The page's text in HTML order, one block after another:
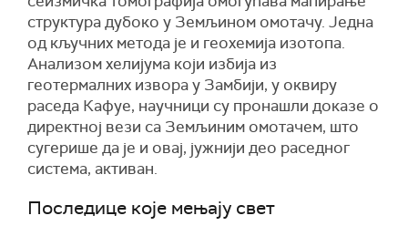
структура дубоко у Земљином омотачу. Једна
од кључних метода је и геохемија изотопа.
Анализом хелијума који избија из
геотермалних извора у Замбији, у оквиру
раседа Кафуе, научници су пронашли доказе о
директној вези са Земљиним омотачем, што
сугерише да је и овај, јужнији део раседног
система, активан.
Последице које мењају свет